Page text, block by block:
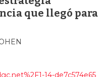
que llegó para